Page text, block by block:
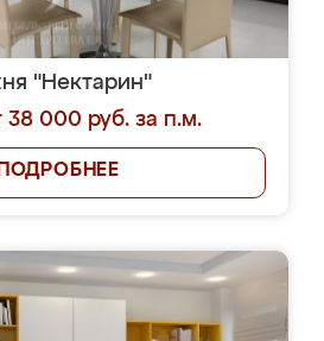
"Нектарин"
38 000 руб. за п.м.
ПОДРОБНЕЕ